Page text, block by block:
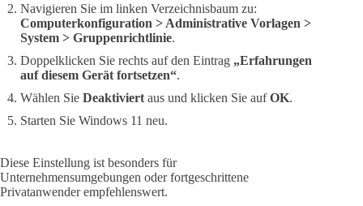
Navigieren Sie im linken Verzeichnisbaum zu:
Computerkonfiguration > Administrative Vorlagen >
System > Gruppenrichtlinie.
Doppelklicken Sie rechts auf den Eintrag „Erfahrungen
auf diesem Gerät fortsetzen“.
Wählen Sie Deaktiviert aus und klicken Sie aufOK.
Starten Sie Windows 11 neu.
Diese Einstellung ist besonders für
Unternehmensumgebungen oder fortgeschrittene
Privatanwender empfehlenswert.